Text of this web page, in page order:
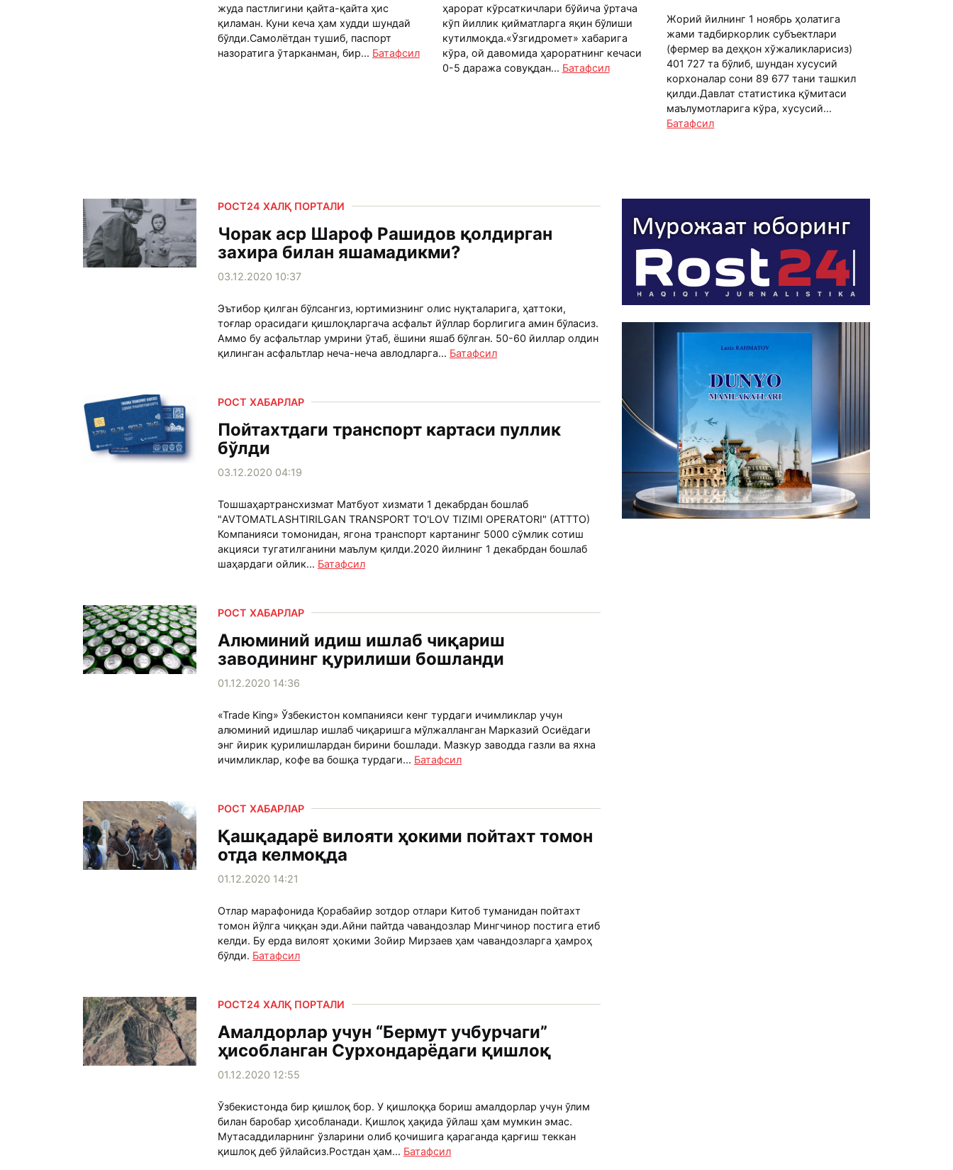
жуда пастлигини қайта-қайта ҳис
қиламан. Куни кеча ҳам худди шундай
бўлди.Самолётдан тушиб, паспорт
назоратига ўтарканман, бир... Батафсил
ҳарорат кўрсаткичлари бўйича ўртача
кўп йиллик қийматларга яқин бўлиши
кутилмоқда.«Ўзгидромет» хабарига
кўра, ой давомида ҳароратнинг кечаси
0-5 даража совуқдан... Батафсил
Жорий йилнинг 1 ноябрь ҳолатига
жами тадбиркорлик субъектлари
(фермер ва деҳқон хўжаликларисиз)
401 727 та бўлиб, шундан хусусий
корхоналар сони 89 677 тани ташкил
қилди.Давлат статистика қўмитаси
маълумотларига кўра, хусусий...
Батафсил
РОСТ24 ХАЛҚ ПОРТАЛИ
Чорак аср Шароф Рашидов қолдирган
захира билан яшамадикми?
03.12.2020 10:37
Эътибор қилган бўлсангиз, юртимизнинг олис нуқталарига, ҳаттоки,
тоғлар орасидаги қишлоқларгача асфальт йўллар борлигига амин бўласиз.
Аммо бу асфальтлар умрини ўтаб, ёшини яшаб бўлган. 50-60 йиллар олдин
қилинган асфальтлар неча-неча авлодларга... Батафсил
РОСТ ХАБАРЛАР
Пойтахтдаги транспорт картаси пуллик
бўлди
03.12.2020 04:19
Тошшаҳартрансхизмат Матбуот хизмати 1 декабрдан бошлаб
"AVTOMATLASHTIRILGAN TRANSPORT TO'LOV TIZIMI OPERATORI" (ATТTO)
Компанияси томонидан, ягона транспорт картанинг 5000 сўмлик сотиш
акцияси тугатилганини маълум қилди.2020 йилнинг 1 декабрдан бошлаб
шаҳардаги ойлик... Батафсил
РОСТ ХАБАРЛАР
Алюминий идиш ишлаб чиқариш
заводининг қурилиши бошланди
01.12.2020 14:36
«Trade King» Ўзбекистон компанияси кенг турдаги ичимликлар учун
алюминий идишлар ишлаб чиқаришга мўлжалланган Марказий Осиёдаги
энг йирик қурилишлардан бирини бошлади. Мазкур заводда газли ва яхна
ичимликлар, кофе ва бошқа турдаги... Батафсил
РОСТ ХАБАРЛАР
Қашқадарё вилояти ҳокими пойтахт томон
отда келмоқда
01.12.2020 14:21
Отлар марафонида Қорабайир зотдор отлари Китоб туманидан пойтахт
томон йўлга чиққан эди.Айни пайтда чавандозлар Мингчинор постига етиб
келди. Бу ерда вилоят ҳокими Зойир Мирзаев ҳам чавандозларга ҳамроҳ
бўлди. Батафсил
РОСТ24 ХАЛҚ ПОРТАЛИ
Амалдорлар учун “Бермут учбурчаги”
ҳисобланган Сурхондарёдаги қишлоқ
01.12.2020 12:55
Ўзбекистонда бир қишлоқ бор. У қишлоққа бориш амалдорлар учун ўлим
билан баробар ҳисобланади. Қишлоқ ҳақида ўйлаш ҳам мумкин эмас.
Мутасаддиларнинг ўзларини олиб қочишига қараганда қарғиш теккан
қишлоқ деб ўйлайсиз.Ростдан ҳам... Батафсил